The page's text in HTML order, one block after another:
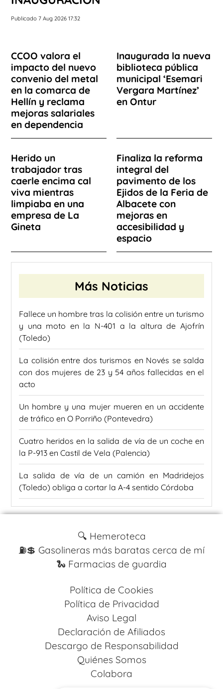
Publicado 7 Aug 2026 17:32
CCOO valora el
impacto del nuevo
convenio del metal
en la comarca de
Hellín y reclama
mejoras salariales
en dependencia
Inaugurada la nueva
biblioteca pública
municipal ‘Esemari
Vergara Martínez’
en Ontur
Herido un
trabajador tras
caerle encima cal
viva mientras
limpiaba en una
empresa de La
Gineta
Finaliza la reforma
integral del
pavimento de los
Ejidos de la Feria de
Albacete con
mejoras en
accesibilidad y
espacio
Más Noticias
Fallece un hombre tras la colisión entre un turismo
y una moto en la N-401 a la altura de Ajofrín
(Toledo)
La colisión entre dos turismos en Novés se salda
con dos mujeres de 23 y 54 años fallecidas en el
acto
Un hombre y una mujer mueren en un accidente
de tráfico en O Porriño (Pontevedra)
Cuatro heridos en la salida de vía de un coche en
la P-913 en Castil de Vela (Palencia)
La salida de vía de un camión en Madridejos
(Toledo) obliga a cortar la A-4 sentido Córdoba
🔍 Hemeroteca
⛽️💲 Gasolineras más baratas cerca de mí
🐍 Farmacias de guardia
Política de Cookies
Política de Privacidad
Aviso Legal
Declaración de Afiliados
Descargo de Responsabilidad
Quiénes Somos
Colabora